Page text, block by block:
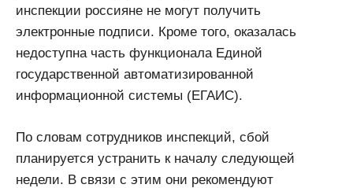
инспекции россияне не могут получить
электронные подписи. Кроме того, оказалась
недоступна часть функционала Единой
государственной автоматизированной
информационной системы (ЕГАИС).
По словам сотрудников инспекций, сбой
планируется устранить к началу следующей
недели. В связи с этим они рекомендуют